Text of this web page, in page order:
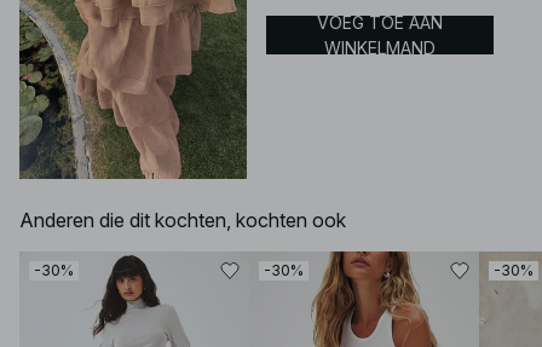
VOEG TOE AAN
WINKELMAND
Anderen die dit kochten, kochten ook
-30% -30% -30%